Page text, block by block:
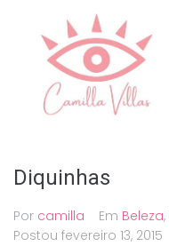
conteúdo
Diquinhas
Por camilla Em Beleza,
Postou fevereiro 13, 2015